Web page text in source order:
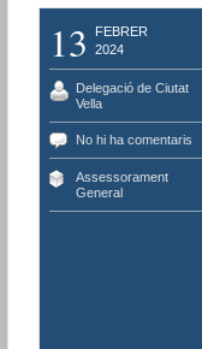
13
FEBRER
2024
Delegació de Ciutat
Vella
No hi ha comentaris
Assessorament,
General